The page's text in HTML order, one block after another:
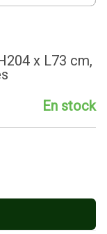
x L73 cm,
En stock